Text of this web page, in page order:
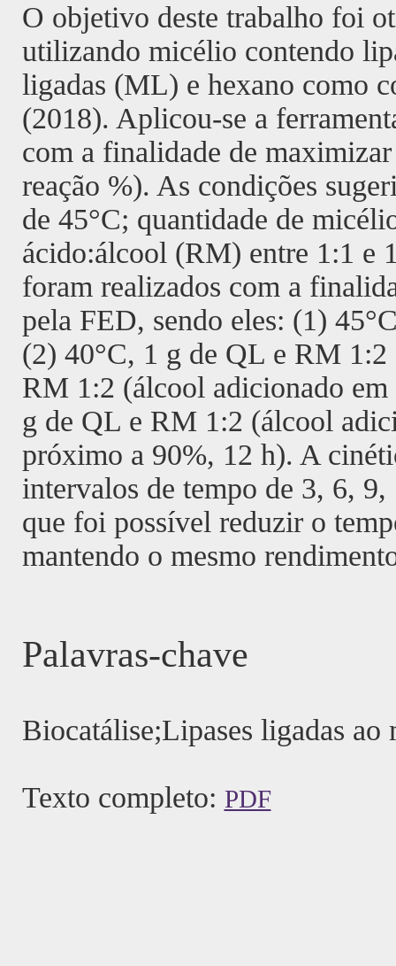
O objetivo deste trabalho foi
utilizando micélio contendo
ligadas (ML) e hexano como
(2018). Aplicou-se a
com a finalidade de
reação %). As condições
de 45°C; quantidade de
ácido:álcool (RM) entre 1:1 e
foram realizados com a
pela FED, sendo eles: (1)
(2) 40°C, 1 g de QL e RM
RM 1:2 (álcool adicionado
g de QL e RM 1:2 (álcool
próximo a 90%, 12 h). A
intervalos de tempo de 3, 6,
que foi possível reduzir o
mantendo o mesmo
Palavras-chave
Biocatálise;Lipases ligadas
Texto completo: PDF